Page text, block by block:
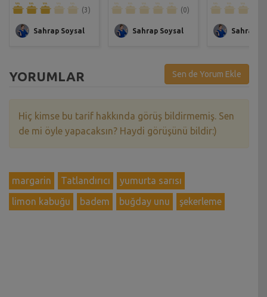
(3)
Sahrap Soysal
(0)
Sahrap Soysal Sahrap
YORUMLAR Sen de Yorum Ekle
Hiç kimse bu tarif hakkında görüş bildirmemiş. Sen
de mi öyle yapacaksın? Haydi görüşünü bildir:)
margarin Tatlandırıcı
yumurta sarısı
limon kabuğu
badem buğday unu şekerleme